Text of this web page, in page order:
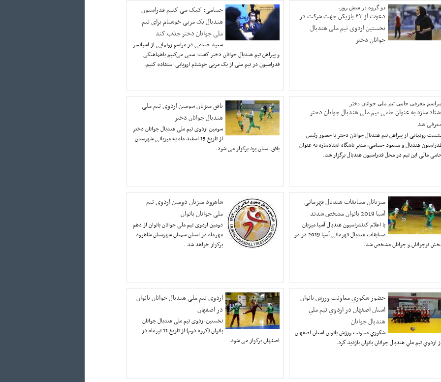
دو گروه در شش روز،
دعوت از ۶۳ بازیکن جهت شرکت در
نخستین اردوی تیم ملی هندبال
جوانان دختر
حسامی: کمک می کنیم فدراسیون
هندبال یک مربی خوشنام برای تیم
ملی جوانان دختر جذب کند
سعید حسامی در مراسم رونمایی از اسپانسر
و پیراهن تیم هندبال جوانان دختر گفت: سعی می‌کنیم باهماهنگی
فدراسیون در تیم ملی از یک مربی خوشنام اروپایی استفاده کنیم.
معرفی حامی تیم ملی جوانان دختر
سازه به عنوان حامی تیم ملی هندبال جوانان دختر
شد
رونمایی از پیراهن تیم هندبال جوانان دختر با حضور رئیس
هندبال و مسعود حسامی، مدیر باشگاه اشتادسازه به عنوان
مالی این تیم در محل فدراسیون هندبال برگزار شد.
بافق میزبان سومین اردوی تیم ملی
هندبال جوانان دختر
سومین اردوی تیم ملی هندبال جوانان دختر
از تاریخ 15 اسفند ماه به میزبانی شهرستان
بافق استان یزد برگزار می شود.
میزبانان مسابقات هندبال قهرمانی
آسیا 2019 بانوان مشخص شدند
با اعلام کنفدراسیون هندبال آسیا میزبان
مسابقات هندبال قهرمانی آسیا 2019 در دو
نوجوانان و جوانان مشخص شد.
شاهرود میزبان دومین اردوی تیم
ملی جوانان بانوان
دومین اردوی تیم ملی جوانان بانوان از دهم
مهرماه در استان سمنان شهرستان شاهرود
برگزار خواهد شد .
حضور شكوري معاونت ورزش بانوان
استان اصفهان در اردوي تيم ملي
هندبال جوانان
شكوري معاونت ورزش بانوان استان اصفهان
اردوي تيم ملي هندبال جوانان بانوان بازديد كرد.
اردوی تیم ملی هندبال جوانان بانوان
در اصفهان
نخستین اردوی تیم ملی هندبال جوانان
بانوان (گروه دوم) از تاریخ 11 تیرماه در
اصفهان برگزار می شود.